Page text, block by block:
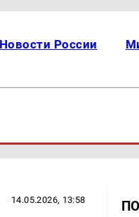
Новости России
14.05.2026, 13:58